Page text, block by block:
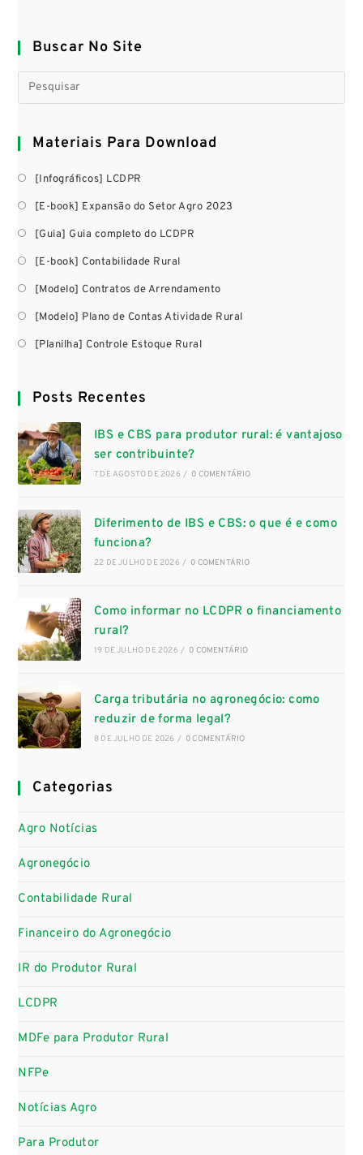
Buscar No Site
Materiais Para Download
[Infográficos] LCDPR
[E-book] Expansão do Setor Agro 2023
[Guia] Guia completo do LCDPR
[E-book] Contabilidade Rural
[Modelo] Contratos de Arrendamento
[Modelo] Plano de Contas Atividade Rural
[Planilha] Controle Estoque Rural
Posts Recentes
IBS e CBS para produtor rural: é vantajoso
ser contribuinte?
7 DE AGOSTO DE 2026 / 0 COMENTÁRIO
Diferimento de IBS e CBS: o que é e como
funciona?
22 DE JULHO DE 2026 / 0 COMENTÁRIO
Como informar no LCDPR o financiamento
rural?
19 DE JULHO DE 2026 / 0 COMENTÁRIO
Carga tributária no agronegócio: como
reduzir de forma legal?
8 DE JULHO DE 2026 / 0 COMENTÁRIO
Categorias
Agro Notícias
Agronegócio
Contabilidade Rural
Financeiro do Agronegócio
IR do Produtor Rural
LCDPR
MDFe para Produtor Rural
NFPe
Notícias Agro
Para Produtor